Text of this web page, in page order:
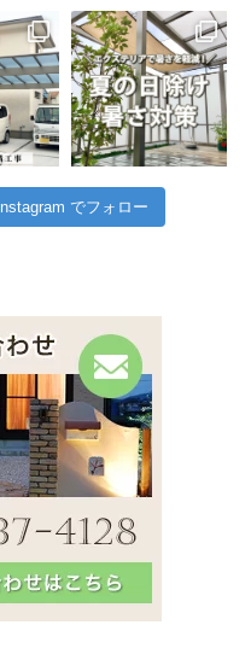
Instagram でフォロー